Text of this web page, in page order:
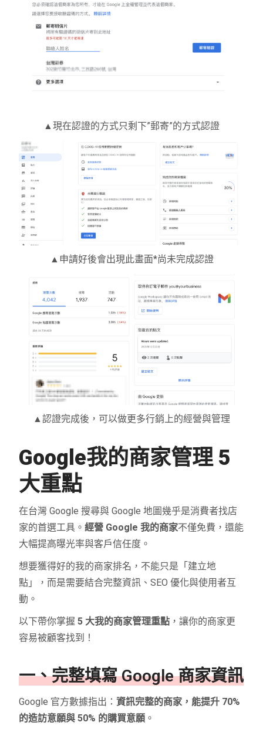
▲現在認證的方式只剩下”郵寄”的方式認證
▲申請好後會出現此畫面*尚未完成認證
▲認證完成後，可以做更多行銷上的經營與管理
Google我的商家管理 5
大重點
在台灣 Google 搜尋與 Google 地圖幾乎是消費者找店
家的首選工具。經營 Google 我的商家不僅免費，還能
大幅提高曝光率與客戶信任度。
想要獲得好的我的商家排名，不能只是「建立地
點」，而是需要結合完整資訊、SEO 優化與使用者互
動。
以下帶你掌握5 大我的商家管理重點 ，讓你的商家更
容易被顧客找到！
一、完整填寫 Google 商家資訊
Google 官方數據指出：資訊完整的商家，能提升 70%
的造訪意願與 50% 的購買意願 。